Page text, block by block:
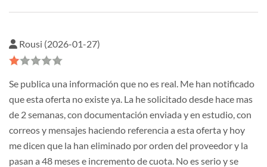
Rousi (2026-01-27)
Se publica una información que no es real. Me han notificado
que esta oferta no existe ya. La he solicitado desde hace mas
de 2 semanas, con documentación enviada y en estudio, con
correos y mensajes haciendo referencia a esta oferta y hoy
me dicen que la han eliminado por orden del proveedor y la
pasan a 48 meses e incremento de cuota. No es serio y se